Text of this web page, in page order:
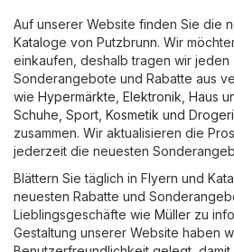
Auf unserer Website finden Sie die
Kataloge von Putzbrunn. Wir
einkaufen, deshalb tragen wir jeden
Sonderangebote und Rabatte aus
wie Hypermärkte Elektronik Haus
Schuhe, Sport Kosmetik und
zusammen. Wir aktualisieren die
jederzeit die neuesten
Blättern Sie täglich in Flyern und
neuesten Rabatte und
Lieblingsgeschäfte wie Müller zu
Gestaltung unserer Website haben